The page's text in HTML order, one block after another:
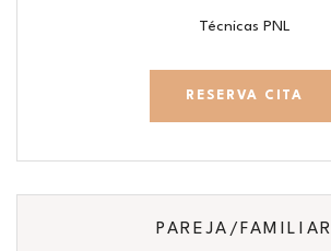
Técnicas PNL
RESERVA CITA
PAREJA/FAMILIAR